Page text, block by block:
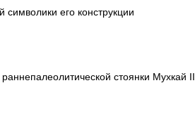
символики его конструкции
стоянки Мухкай II